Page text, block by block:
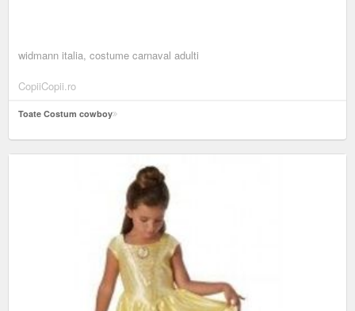
widmann italia, costume carnaval adulti
CopiiCopii.ro
Toate Costum cowboy